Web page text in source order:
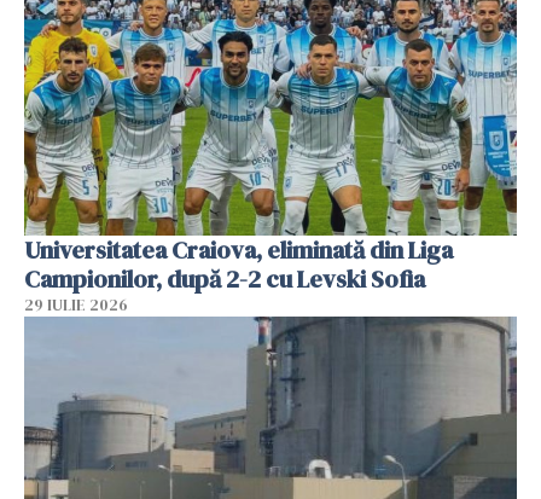
Universitatea Craiova, eliminată din Liga
Campionilor, după 2-2 cu Levski Sofia
29 IULIE 2026